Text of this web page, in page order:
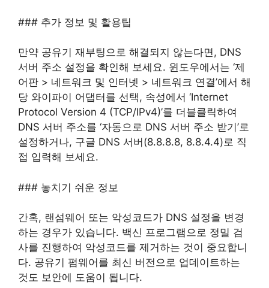
### 추가 정보 및 활용팁
만약 공유기 재부팅으로 해결되지 않는다면, DNS
서버 주소 설정을 확인해 보세요. 윈도우에서는 ‘제
어판 > 네트워크 및 인터넷 > 네트워크 연결’에서 해
당 와이파이 어댑터를 선택, 속성에서 ‘Internet
Protocol Version 4 (TCP/IPv4)’를 더블클릭하여
DNS 서버 주소를 ‘자동으로 DNS 서버 주소 받기’로
설정하거나, 구글 DNS 서버(8.8.8.8, 8.8.4.4)로 직
접 입력해 보세요.
### 놓치기 쉬운 정보
간혹, 랜섬웨어 또는 악성코드가 DNS 설정을 변경
하는 경우가 있습니다. 백신 프로그램으로 정밀 검
사를 진행하여 악성코드를 제거하는 것이 중요합니
다. 공유기 펌웨어를 최신 버전으로 업데이트하는
것도 보안에 도움이 됩니다.